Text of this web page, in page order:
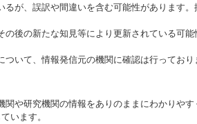
が、誤訳や間違いを含む可能性があります
後の新たな知見等により更新されている可
いて、情報発信元の機関に確認は行っており
や研究機関の情報をありのままにわかりや
います。